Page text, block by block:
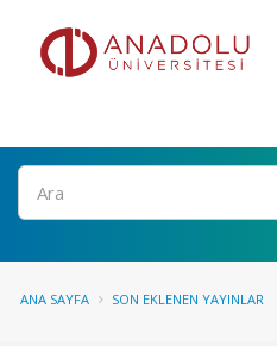
Ara
ANA SAYFA SON EKLENEN YAYINLAR